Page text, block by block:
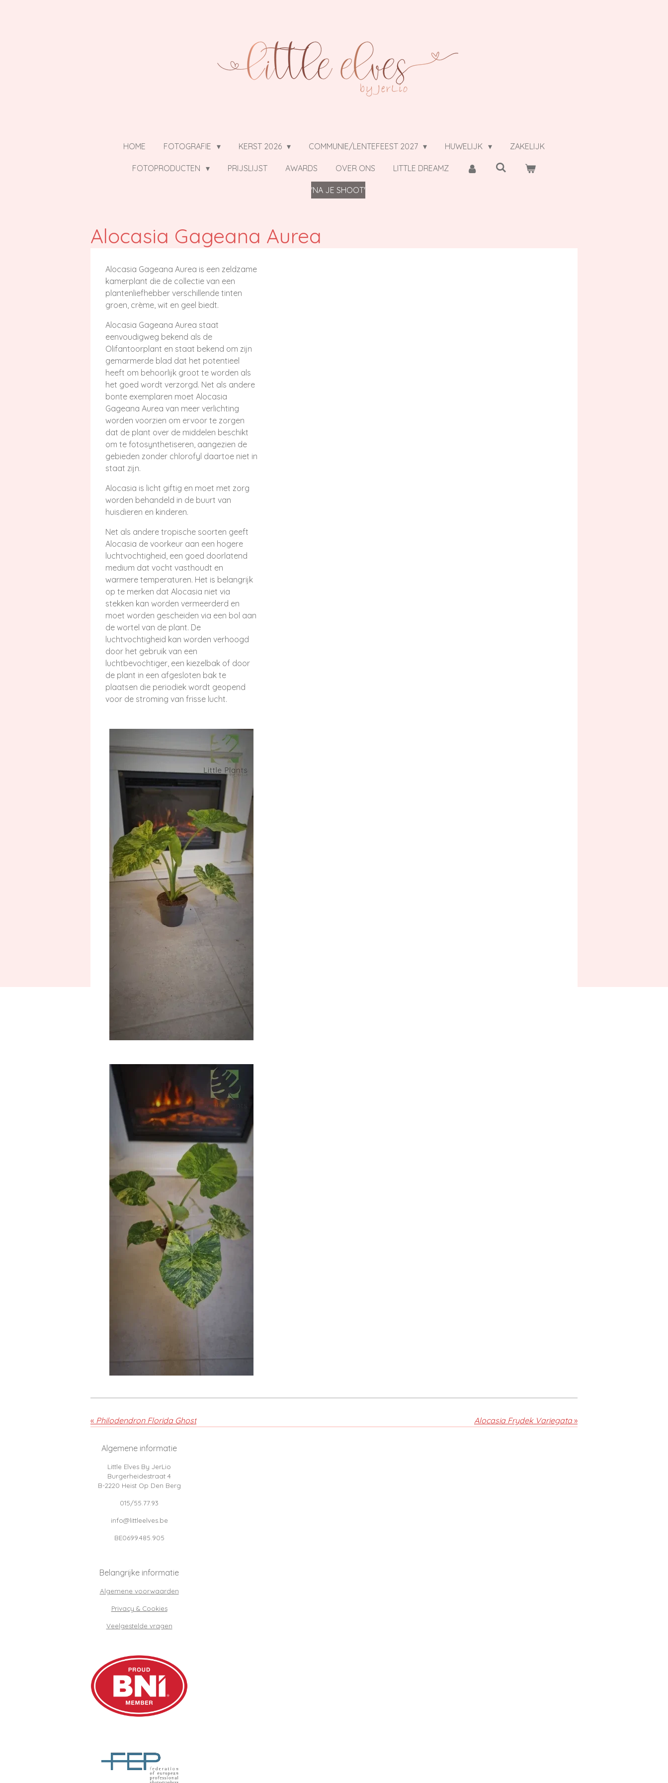
HOME FOTOGRAFIE KERST 2026 COMMUNIE/LENTEFEEST 2027 HUWELIJK ZAKELIJK
FOTOPRODUCTEN PRIJSLIJST AWARDS OVER ONS LITTLE DREAMZ
'NA JE SHOOT'
Alocasia Gageana Aurea
Alocasia Gageana Aurea is een zeldzame
kamerplant die de collectie van een
plantenliefhebber verschillende tinten
groen, crème, wit en geel biedt.
Alocasia Gageana Aurea staat
eenvoudigweg bekend als de
Olifantoorplant en staat bekend om zijn
gemarmerde blad dat het potentieel
heeft om behoorlijk groot te worden als
het goed wordt verzorgd. Net als andere
bonte exemplaren moet Alocasia
Gageana Aurea van meer verlichting
worden voorzien om ervoor te zorgen
dat de plant over de middelen beschikt
om te fotosynthetiseren, aangezien de
gebieden zonder chlorofyl daartoe niet in
staat zijn.
Alocasia is licht giftig en moet met zorg
worden behandeld in de buurt van
huisdieren en kinderen.
Net als andere tropische soorten geeft
Alocasia de voorkeur aan een hogere
luchtvochtigheid, een goed doorlatend
medium dat vocht vasthoudt en
warmere temperaturen. Het is belangrijk
op te merken dat Alocasia niet via
stekken kan worden vermeerderd en
moet worden gescheiden via een bol aan
de wortel van de plant. De
luchtvochtigheid kan worden verhoogd
door het gebruik van een
luchtbevochtiger, een kiezelbak of door
de plant in een afgesloten bak te
plaatsen die periodiek wordt geopend
voor de stroming van frisse lucht.
« Philodendron Florida Ghost Alocasia Frydek Variegata »
Algemene informatie
Little Elves By JerLio
Burgerheidestraat 4
B-2220 Heist Op Den Berg
015/55.77.93
info@littleelves.be
BE0699.485.905
Belangrijke informatie
Algemene voorwaarden
Privacy & Cookies
Veelgestelde vragen